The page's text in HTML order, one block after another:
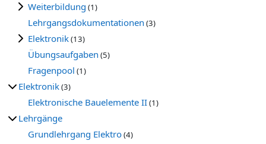
Weiterbildung (1)
Lehrgangsdokumentationen (3)
Elektronik(13)
Übungsaufgaben (5)
Fragenpool (1)
Elektronik(3)
Elektronische Bauelemente II(1)
Lehrgänge
Grundlehrgang Elektro(4)